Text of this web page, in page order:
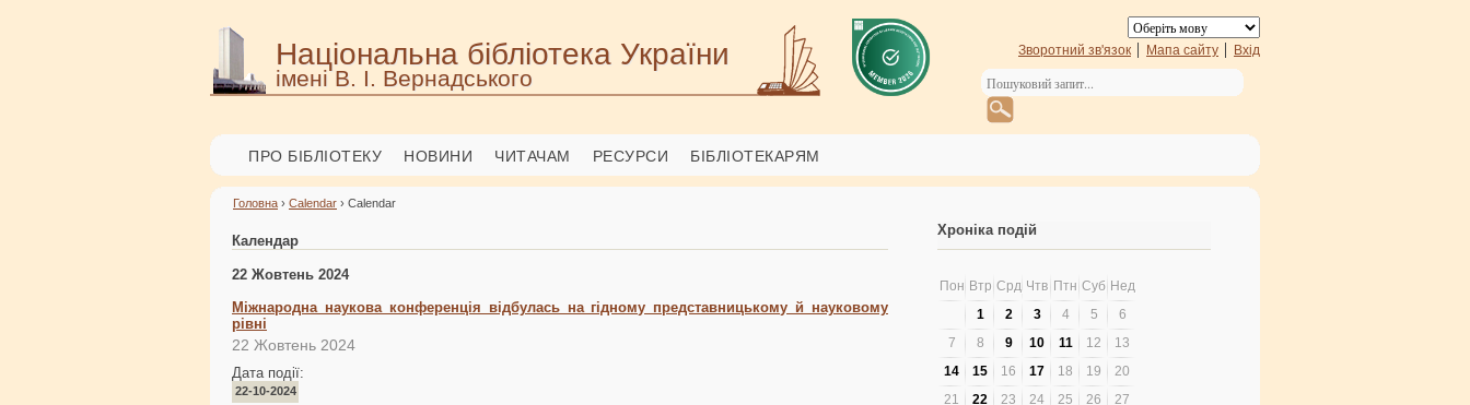
Національна бібліотека України
імені В. І. Вернадського
Зворотний зв'язок Мапа сайту Вхід
ПРО БІБЛІОТЕКУ НОВИНИ ЧИТАЧАМ РЕСУРСИ БІБЛІОТЕКАРЯМ
Головна › Calendar › Calendar
Календар
22 Жовтень 2024
Міжнародна наукова конференція відбулась на гідному представницькому й науковому
рівні
22 Жовтень 2024
Дата події:
22-10-2024
Хроніка подій
Пон Втр Срд Чтв Птн Суб Нед
1
2 3 4 5
6
7
8 9 10 11 12
13
14
15 16 17 18 19
20
21
22 23 24 25 26
27